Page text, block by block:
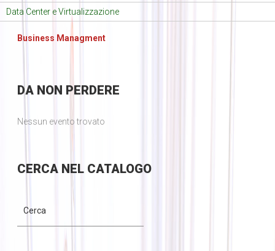
Data Center e Virtualizzazione
Business Managment
DANON PERDERE
Nessun evento trovato
CERCANEL CATALOGO